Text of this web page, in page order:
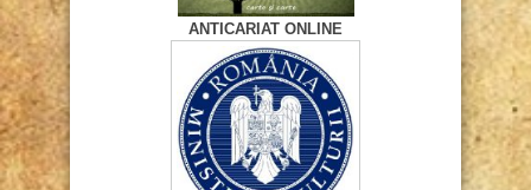
ANTICARIAT ONLINE